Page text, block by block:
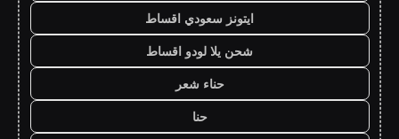
ايتونز سعودي اقساط
شحن يلا لودو اقساط
حناء شعر
حنا